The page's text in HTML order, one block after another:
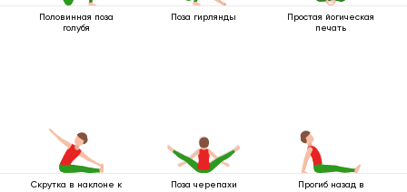
Половинная поза
голубя
Поза гирлянды
Простая йогическая
печать
Скрутка в наклоне к
Поза черепахи
Прогиб назад в